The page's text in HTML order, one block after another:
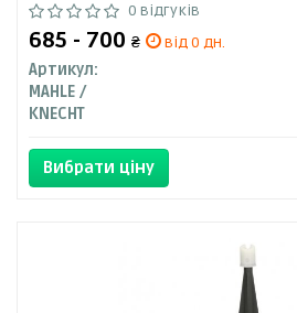
0 відгуків
685 - 700 ₴
від 0 дн.
Артикул:
MAHLE /
KNECHT
Вибрати ціну